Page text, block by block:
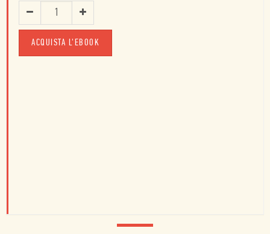
ACQUISTA L'EBOOK